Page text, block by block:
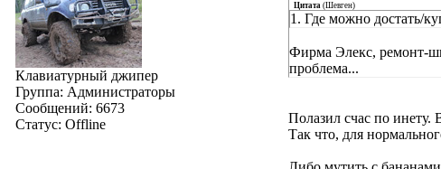
Клавиатурный джипер
Группа: Администраторы
Сообщений: 6673
Статус: Offline
Цитата (Шевген)
1. Где можно достать/
Фирма Элекс, ремонт-
проблема...
Полазил счас по
Так что, для